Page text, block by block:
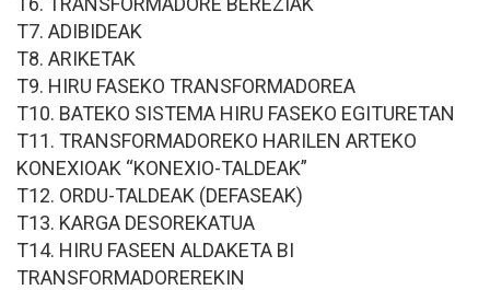
T7. ADIBIDEAK
T8. ARIKETAK
T9. HIRU FASEKO TRANSFORMADOREA
T10. BATEKO SISTEMA HIRU FASEKO EGITURETAN
T11. TRANSFORMADOREKO HARILEN ARTEKO
KONEXIOAK “KONEXIO-TALDEAK”
T12. ORDU-TALDEAK (DEFASEAK)
T13. KARGA DESOREKATUA
T14. HIRU FASEEN ALDAKETA BI
TRANSFORMADOREREKIN